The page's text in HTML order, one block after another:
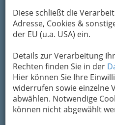
Diese schließt die
Adresse, Cookies &
der EU (u.a. USA) ein.
Details zur Verarbeitung
Rechten finden Sie in der
Hier können Sie Ihre
widerrufen sowie einzelne
abwählen. Notwendige
können nicht abgewählt